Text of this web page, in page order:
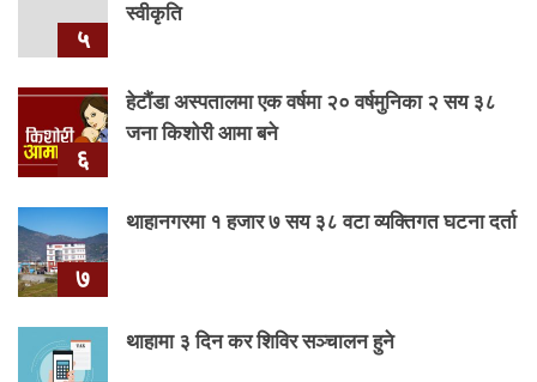
५
स्वीकृति
६
हेटौंडा अस्पतालमा एक वर्षमा २० वर्षमुनिका २ सय ३८
जना किशोरी आमा बने
७
थाहानगरमा १ हजार ७ सय ३८ वटा व्यक्तिगत घटना दर्ता
थाहामा ३ दिन कर शिविर सञ्चालन हुने